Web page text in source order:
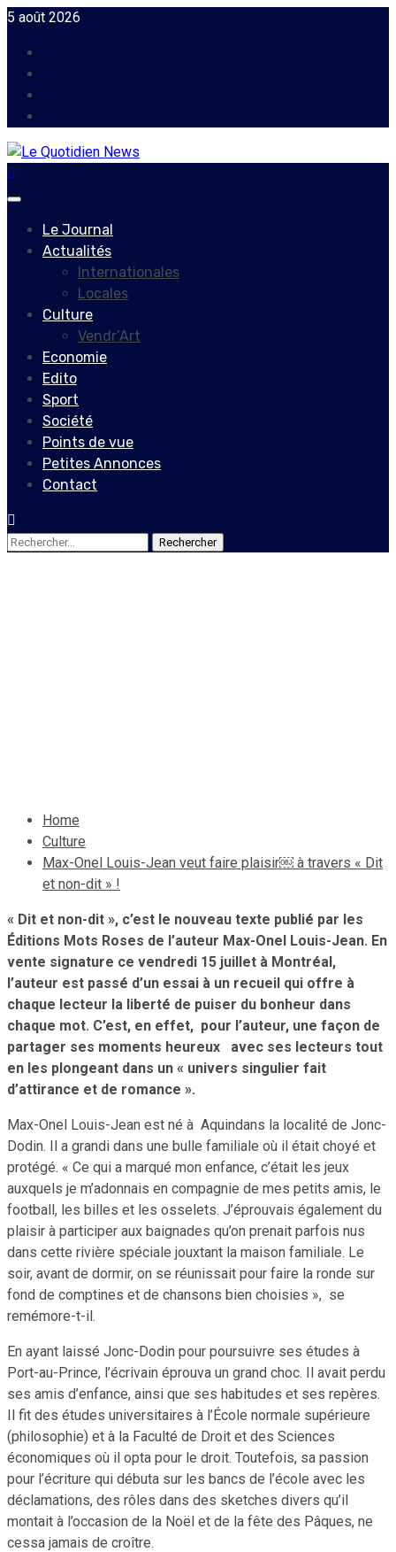
Skip
content
5 août 2026
Primary
Le Journal
Actualités
Internationales
Locales
Culture
Vendr’Art
Economie
Edito
Sport
Société
Points de vue
Petites Annonces
Contact
Rechercher :
Home
Culture
Max-Onel Louis-Jean veut faire plaisir￼ à travers « Dit
et non-dit » !
« Dit et non-dit », c’est le nouveau texte publié par les
Éditions Mots Roses de l’auteur Max-Onel Louis-Jean. En
vente signature ce vendredi 15 juillet à Montréal,
l’auteur est passé d’un essai à un recueil qui offre à
chaque lecteur la liberté de puiser du bonheur dans
chaque mot. C’est, en effet, pour l’auteur, une façon de
partager ses moments heureux avec ses lecteurs tout
en les plongeant dans un « univers singulier fait
d’attirance et de romance ».
Max-Onel Louis-Jean est né à Aquindans la localité de Jonc-
Dodin. Il a grandi dans une bulle familiale où il était choyé et
protégé. « Ce qui a marqué mon enfance, c’était les jeux
auxquels je m’adonnais en compagnie de mes petits amis, le
football, les billes et les osselets. J’éprouvais également du
plaisir à participer aux baignades qu’on prenait parfois nus
dans cette rivière spéciale jouxtant la maison familiale. Le
soir, avant de dormir, on se réunissait pour faire la ronde sur
fond de comptines et de chansons bien choisies », se
remémore-t-il.
En ayant laissé Jonc-Dodin pour poursuivre ses études à
Port-au-Prince, l’écrivain éprouva un grand choc. Il avait perdu
ses amis d’enfance, ainsi que ses habitudes et ses repères.
Il fit des études universitaires à l’École normale supérieure
(philosophie) et à la Faculté de Droit et des Sciences
économiques où il opta pour le droit. Toutefois, sa passion
pour l’écriture qui débuta sur les bancs de l’école avec les
déclamations, des rôles dans des sketches divers qu’il
montait à l’occasion de la Noël et de la fête des Pâques, ne
cessa jamais de croître.